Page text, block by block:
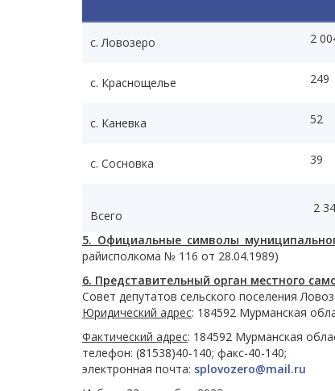
с. Ловозеро 2
с. Краснощелье 249
с. Каневка 52
с. Сосновка 39
Всего
2
5. Официальные символы
райисполкома № 116 от 28.04.1989)
6. Представительный орган местного
Совет депутатов сельского поселения
Юридический адрес: 184592 Мурманская
Фактический адрес: 184592 Мурманская
телефон: (81538)40-140; факс-40-140;
электронная почта: splovozero@mail.ru